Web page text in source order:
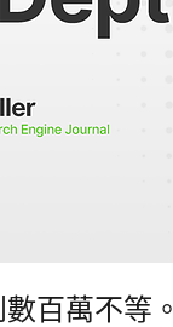
百萬不等。